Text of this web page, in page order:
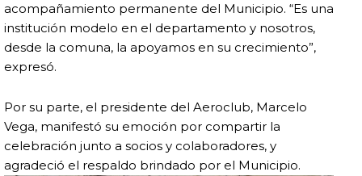
acompañamiento permanente del Municipio. “Es una
institución modelo en el departamento y nosotros,
desde la comuna, la apoyamos en su crecimiento”,
expresó.
Por su parte, el presidente del Aeroclub, Marcelo
Vega, manifestó su emoción por compartir la
celebración junto a socios y colaboradores, y
agradeció el respaldo brindado por el Municipio.